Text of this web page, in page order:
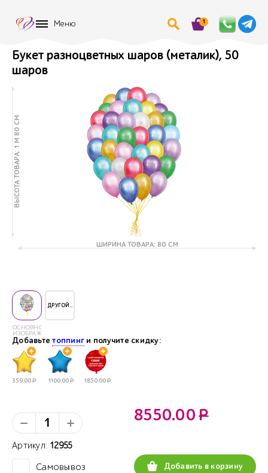
Меню 1
Букет разноцветных шаров (металик), 50
шаров
ВЫСОТА ТОВАРА: 1 М 80 СМ
ШИРИНА ТОВАРА: 80 СМ
ОСНОВНОЕ
ИЗОБРАЖЕНИЕ
ДРУГОЙ..
Добавьтетоппинг и получите скидку:
359.00Р 1100.00Р 1850.00Р
Артикул: 12955
Самовывоз
8550.00Р
Добавить в корзину